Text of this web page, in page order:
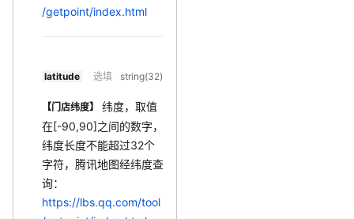
/getpoint/index.html
latitude 选填 string(32)
【门店纬度】
纬度，取值
在[-90,90]之间的数字，
纬度长度不能超过32个
字符，腾讯地图经纬度查
询：
https://lbs.qq.com/tool